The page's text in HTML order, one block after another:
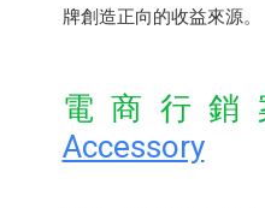
牌創造正向的收益來源。
電商行銷
Accessory